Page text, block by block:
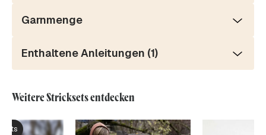
Garnmenge
Enthaltene Anleitungen (1)
Weitere Stricksets entdecken